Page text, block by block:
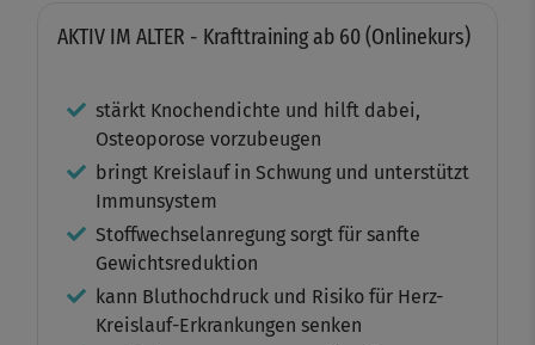
AKTIV IM ALTER - Krafttraining ab 60 (Onlinekurs)
stärkt Knochendichte und hilft dabei,
Osteoporose vorzubeugen
bringt Kreislauf in Schwung und unterstützt
Immunsystem
Stoffwechselanregung sorgt für sanfte
Gewichtsreduktion
kann Bluthochdruck und Risiko für Herz-
Kreislauf-Erkrankungen senken